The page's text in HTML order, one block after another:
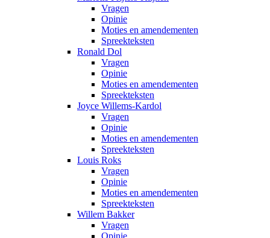
Vragen
Opinie
Moties en amendementen
Spreekteksten
Ronald Dol
Vragen
Opinie
Moties en amendementen
Spreekteksten
Joyce Willems-Kardol
Vragen
Opinie
Moties en amendementen
Spreekteksten
Louis Roks
Vragen
Opinie
Moties en amendementen
Spreekteksten
Willem Bakker
Vragen
Opinie